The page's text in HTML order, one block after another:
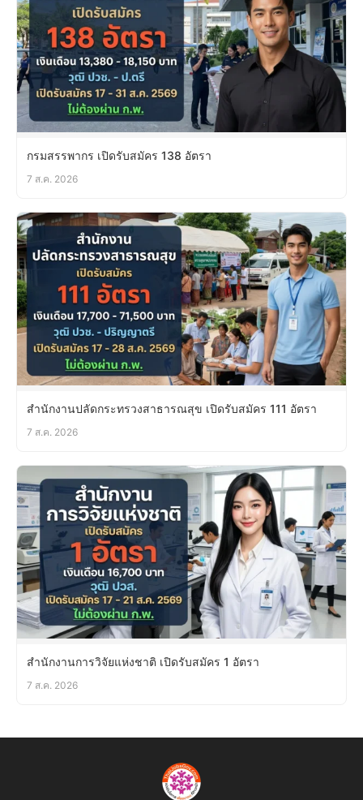
กรมสรรพากร เปิดรับสมัคร 138 อัตรา
7 ส.ค. 2026
สำนักงานปลัดกระทรวงสาธารณสุข เปิดรับสมัคร 111 อัตรา
7 ส.ค. 2026
สำนักงานการวิจัยแห่งชาติ เปิดรับสมัคร 1 อัตรา
7 ส.ค. 2026